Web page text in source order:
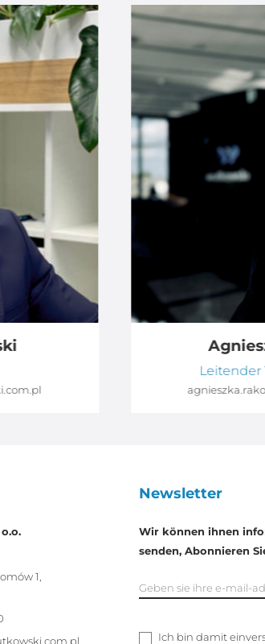
Leitender
1,
Newsletter
Wir können ihnen
senden, Abonnieren
Ich bin damit